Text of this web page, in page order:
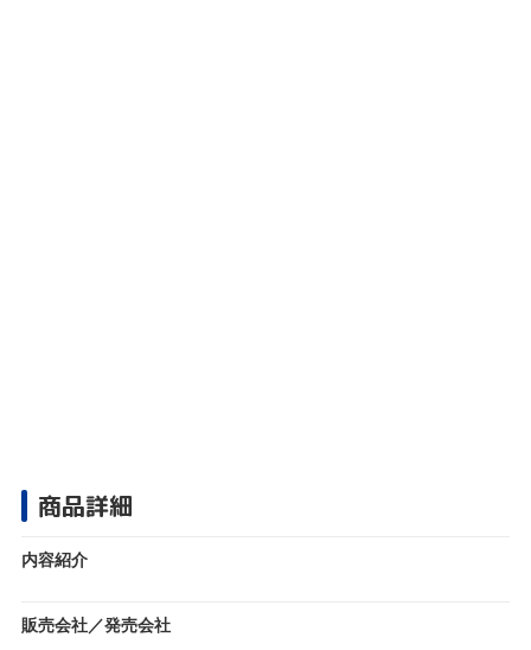
商品詳細
内容紹介
販売会社／発売会社